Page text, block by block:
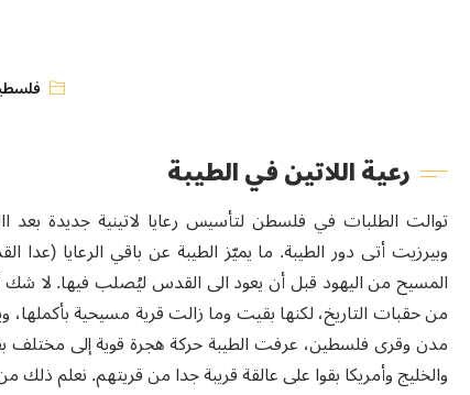
رعية اللاتين في الطيبة
توالت الطلبات في فلسطن لتأسيس رعايا لاتينية جديدة بعد
وبيرزيت أتى دور الطيبة. ما يميّز الطيبة عن باقي الرعايا
المسيح من اليهود قبل أن يعود الى القدس ليُصلب فيها. لا
من حقبات التاريخ، لكنها بقيت وما زالت قرية مسيحية
مدن وقرى فلسطين، عرفت الطيبة حركة هجرة قوية إلى مختلف بقاع
والخليج وأمريكا بقوا على عالقة قريبة جدا من قريتهم. نعلم